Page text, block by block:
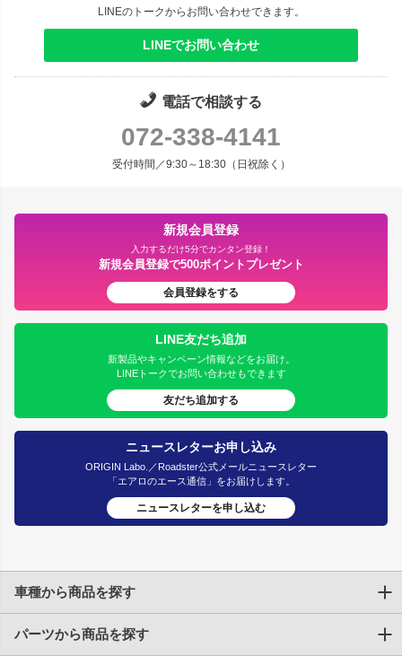
LINEのトークからお問い合わせできます。
LINEでお問い合わせ
電話で相談する
072-338-4141
受付時間／9:30～18:30（日祝除く）
新規会員登録
入力するだけ5分でカンタン登録！
新規会員登録で500ポイントプレゼント
会員登録をする
LINE友だち追加
新製品やキャンペーン情報などをお届け。
LINEトークでお問い合わせもできます
友だち追加する
ニュースレターお申し込み
ORIGIN Labo.／Roadster公式メールニュースレター
「エアロのエース通信」をお届けします。
ニュースレターを申し込む
車種から商品を探す
トヨタ
パーツから商品を探す